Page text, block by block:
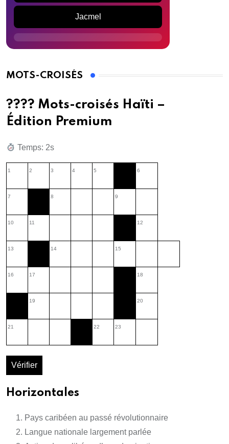
Jacmel
MOTS-CROISÉS
???? Mots-croisés Haïti –
Édition Premium
Temps: 3s
1 2 3 4 5 6
7 8 9
10 11 12
13 14 15
16 17 18
19 20
21 22 23
Vérifier
Horizontales
Pays caribéen au passé révolutionnaire
Langue nationale largement parlée